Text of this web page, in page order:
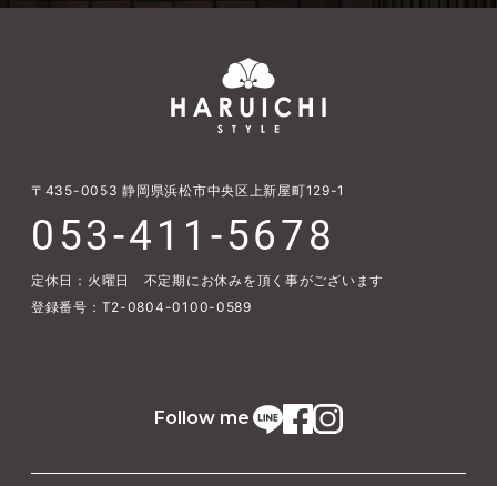
〒435-0053 静岡県浜松市中央区上新屋町129-1
053-411-5678
定休日：火曜日 不定期にお休みを頂く事がございます
登録番号：T2-0804-0100-0589
Follow me